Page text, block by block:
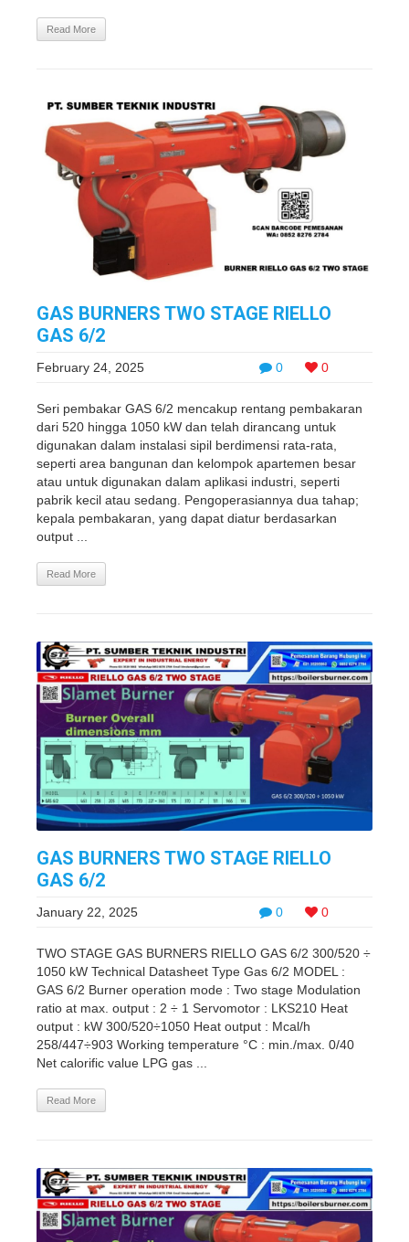
Read More
GAS BURNERS TWO STAGE RIELLO
GAS 6/2
0 0
February 24, 2025
Seri pembakar GAS 6/2 mencakup rentang pembakaran
dari 520 hingga 1050 kW dan telah dirancang untuk
digunakan dalam instalasi sipil berdimensi rata-rata,
seperti area bangunan dan kelompok apartemen besar
atau untuk digunakan dalam aplikasi industri, seperti
pabrik kecil atau sedang. Pengoperasiannya dua tahap;
kepala pembakaran, yang dapat diatur berdasarkan
output ...
Read More
GAS BURNERS TWO STAGE RIELLO
GAS 6/2
0 0
January 22, 2025
TWO STAGE GAS BURNERS RIELLO GAS 6/2 300/520 ÷
1050 kW Technical Datasheet Type Gas 6/2 MODEL :
GAS 6/2 Burner operation mode : Two stage Modulation
ratio at max. output : 2 ÷ 1 Servomotor : LKS210 Heat
output : kW 300/520÷1050 Heat output : Mcal/h
258/447÷903 Working temperature °C : min./max. 0/40
Net calorific value LPG gas ...
Read More